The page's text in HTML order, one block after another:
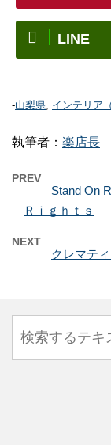
LINE
-山梨県, インテリア
執筆者： 楽店長
PREV
Stand On
Ｒｉｇｈｔｓ
NEXT
クレマテ